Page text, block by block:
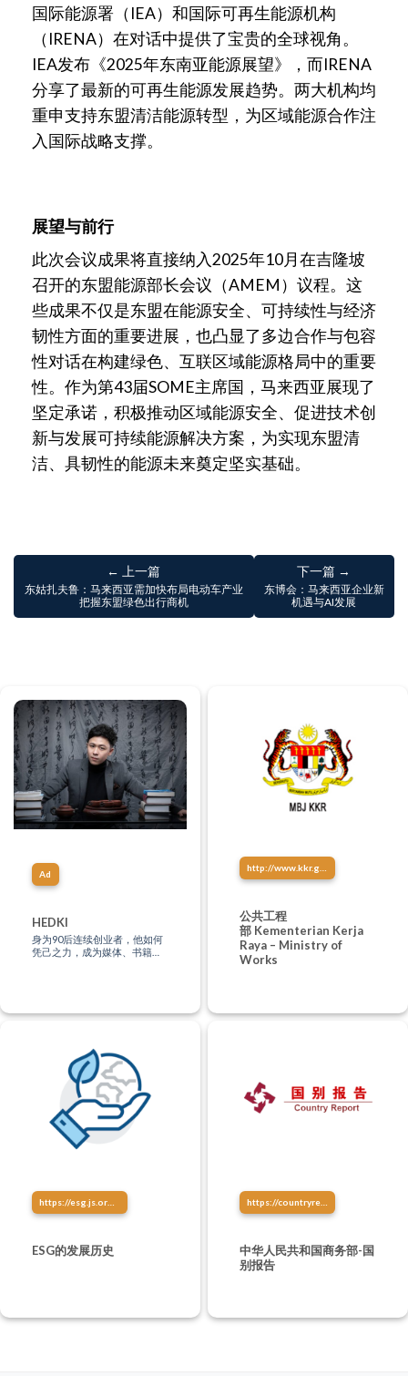
国际能源署（IEA）和国际可再生能源机构
（IRENA）在对话中提供了宝贵的全球视角。
IEA发布《2025年东南亚能源展望》，而IRENA
分享了最新的可再生能源发展趋势。两大机构均
重申支持东盟清洁能源转型，为区域能源合作注
入国际战略支撑。
展望与前行
此次会议成果将直接纳入2025年10月在吉隆坡
召开的东盟能源部长会议（AMEM）议程。这
些成果不仅是东盟在能源安全、可持续性与经济
韧性方面的重要进展，也凸显了多边合作与包容
性对话在构建绿色、互联区域能源格局中的重要
性。作为第43届SOME主席国，马来西亚展现了
坚定承诺，积极推动区域能源安全、促进技术创
新与发展可持续能源解决方案，为实现东盟清
洁、具韧性的能源未来奠定坚实基础。
← 上一篇
东姑扎夫鲁：马来西亚需加快布局电动车产业
把握东盟绿色出行商机
下一篇 →
东博会：马来西亚企业新
机遇与AI发展
Ad
HEDKI
身为90后连续创业者，他如何
凭己之力，成为媒体、书籍、
公共工程
部 Kementerian Kerja
Raya – Ministry of
Works
https://esg.js.org/about/esg-history.html
ESG的发展历史
https://countryreport.mofcom.gov.cn/
中华人民共和国商务部-国
别报告